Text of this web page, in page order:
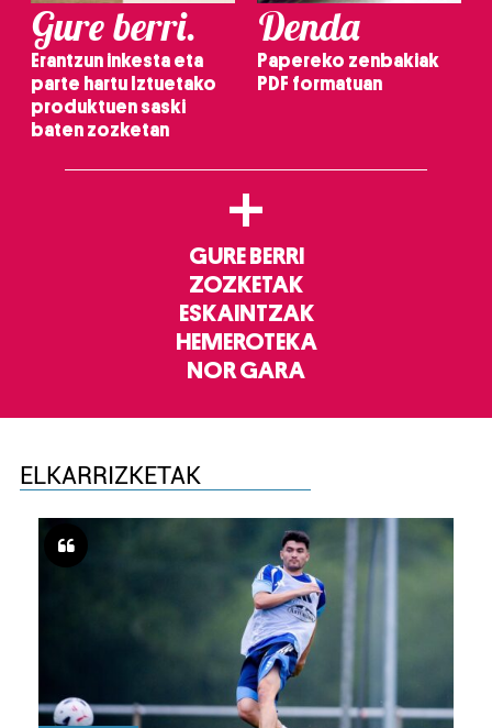
Gure berri.
Erantzun inkesta eta
parte hartu Iztuetako
produktuen saski
baten zozketan
Denda
Papereko zenbakiak
PDF formatuan
+
GURE BERRI
ZOZKETAK
ESKAINTZAK
HEMEROTEKA
NOR GARA
ELKARRIZKETAK